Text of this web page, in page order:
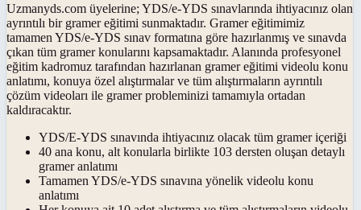
Uzmanyds.com üyelerine; YDS/e-YDS sınavlarında ihtiyacınız olan
ayrıntılı bir gramer eğitimi sunmaktadır. Gramer eğitimimiz
tamamen YDS/e-YDS sınav formatına göre hazırlanmış ve sınavda
çıkan tüm gramer konularını kapsamaktadır. Alanında profesyonel
eğitim kadromuz tarafından hazırlanan gramer eğitimi videolu konu
anlatımı, konuya özel alıştırmalar ve tüm alıştırmaların ayrıntılı
çözüm videoları ile gramer probleminizi tamamıyla ortadan
kaldıracaktır.
YDS/E-YDS sınavında ihtiyacınız olacak tüm gramer içeriği
40 ana konu, alt konularla birlikte 103 dersten oluşan detaylı
gramer anlatımı
Tamamen YDS/e-YDS sınavına yönelik videolu konu
anlatımı